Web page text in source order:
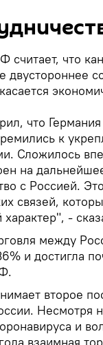
считает, что
двустороннее
что
к
Сложилось
на
с Россией.
связей,
-
между
и достигла
второе
Несмотря
и